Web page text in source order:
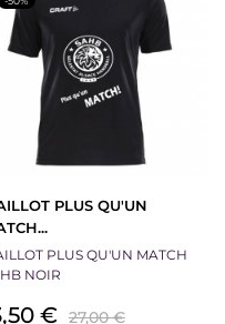
PLUS QU'UN
PLUS QU'UN MATCH
NOIR
€ Prix
27,00 €